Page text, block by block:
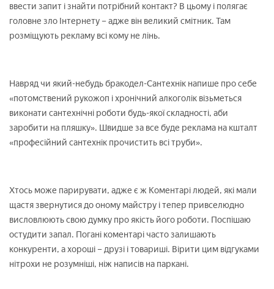
ввести запит і знайти потрібний контакт? В цьому і полягає
головне зло Інтернету – адже він великий смітник. Там
розміщують рекламу всі кому не лінь.
Навряд чи який-небудь бракодел-Сантехнік напише про себе
«потомствений рукожоп і хронічний алкоголік візьметься
виконати сантехнічні роботи будь-якої складності, аби
заробити на пляшку». Швидше за все буде реклама на кшталт
«професійний сантехнік прочистить всі труби».
Хтось може парирувати, адже є ж Коментарі людей, які мали
щастя звернутися до оному майстру і тепер привселюдно
висловлюють свою думку про якість його роботи. Поспішаю
остудити запал. Погані коментарі часто залишають
конкуренти, а хороші – друзі і товариші. Вірити цим відгуками
нітрохи не розумніші, ніж написів на паркані.